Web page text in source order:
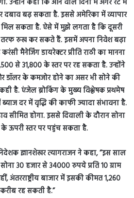
ज्ञानशेखर त्यागराजन ने कहा, ”इस साल
30 हजार से 34000 रुपये प्रति 10 ग्राम
अंतरराष्ट्रीय बाजार में इसकी कीमत 1,260
रह सकती है.”